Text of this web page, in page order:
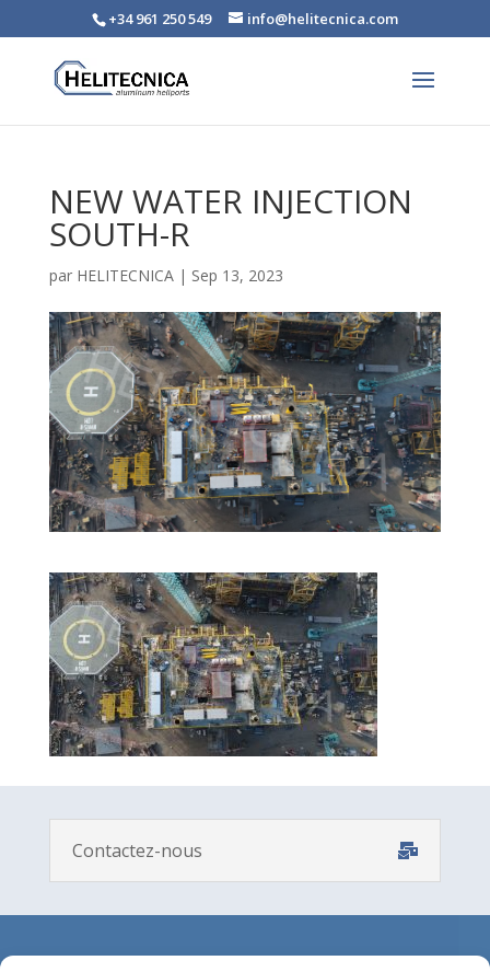
+34 961 250 549 info@helitecnica.com
NEW WATER INJECTION
SOUTH-R
par HELITECNICA| Sep 13, 2023
Contactez-nous